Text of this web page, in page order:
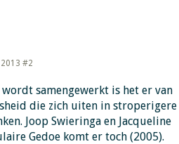
2013 #2
wordt samengewerkt is het er van
die zich uiten in stroperigere
Joop Swieringa en Jacqueline
Gedoe komt er toch (2005).